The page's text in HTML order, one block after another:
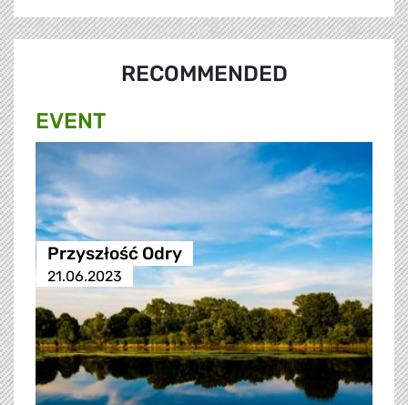
RECOMMENDED
EVENT
Przyszłość Odry
21.06.2023